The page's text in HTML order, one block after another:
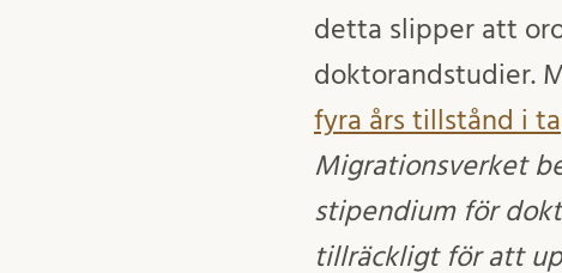
detta slipper att
doktorandstudier.
fyra års tillstånd i
Migrationsverket
stipendium för
tillräckligt för att